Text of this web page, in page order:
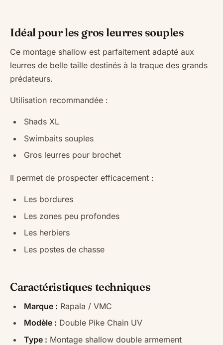
Idéal pour les gros leurres souples
Ce montage shallow est parfaitement adapté aux
leurres de belle taille destinés à la traque des grands
prédateurs.
Utilisation recommandée :
Shads XL
Swimbaits souples
Gros leurres pour brochet
Il permet de prospecter efficacement :
Les bordures
Les zones peu profondes
Les herbiers
Les postes de chasse
Caractéristiques techniques
Marque : Rapala / VMC
Modèle : Double Pike Chain UV
Type : Montage shallow double armement